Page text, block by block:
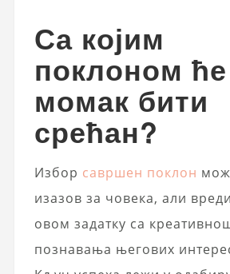
Са којим
поклоном ће
момак бити
срећан?
Избор савршен поклон
изазов за човека, али
овом задатку са
познавања његових